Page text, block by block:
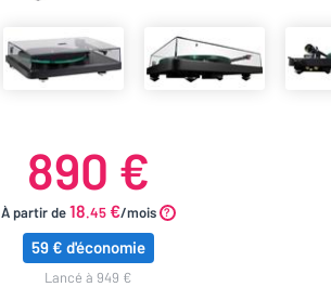
890 €
À partir de18.45€/mois
59 € d'économie
lancé à 949 €